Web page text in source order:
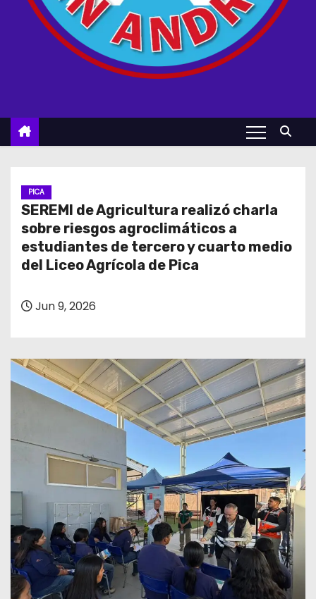
PICA
SEREMI de Agricultura realizó charla
sobre riesgos agroclimáticos a
estudiantes de tercero y cuarto medio
del Liceo Agrícola de Pica
Jun 9, 2026